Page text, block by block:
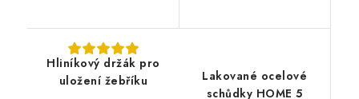
Hliníkový držák pro
uložení žebříku
Lakované ocelové
schůdky HOME 5